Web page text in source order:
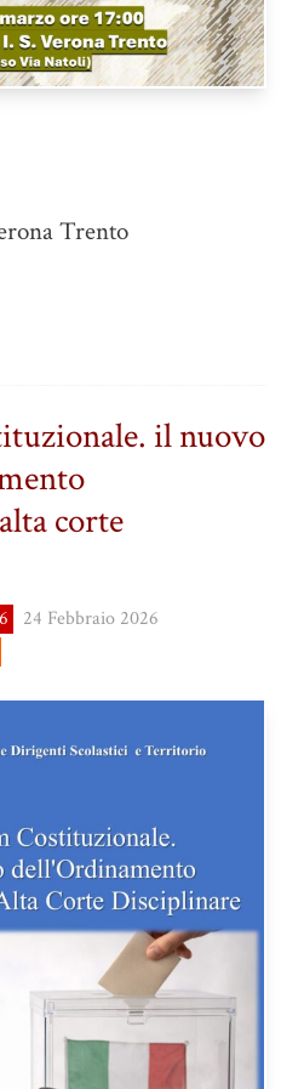
Trento
il nuovo
corte
24 Febbraio 2026